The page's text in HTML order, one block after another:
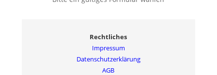
Rechtliches
Impressum
Datenschutzerklärung
AGB